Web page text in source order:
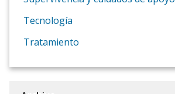
Tecnología
Tratamiento